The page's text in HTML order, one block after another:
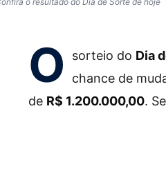
O sorteio do Dia
chance de
de R$ 1.200.000,00.